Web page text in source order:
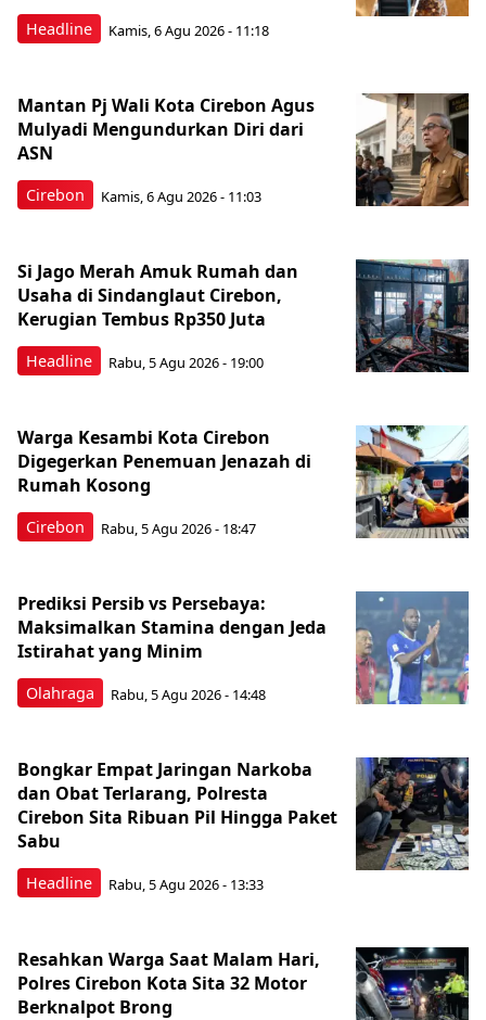
Headline Kamis, 6 Agu 2026 - 11:18
Cirebon
Mantan Pj Wali Kota Cirebon Agus
Mulyadi Mengundurkan Diri dari
ASN
Kamis, 6 Agu 2026 - 11:03
Headline
Si Jago Merah Amuk Rumah dan
Usaha di Sindanglaut Cirebon,
Kerugian Tembus Rp350 Juta
Rabu, 5 Agu 2026 - 19:00
Cirebon
Warga Kesambi Kota Cirebon
Digegerkan Penemuan Jenazah di
Rumah Kosong
Rabu, 5 Agu 2026 - 18:47
Olahraga
Prediksi Persib vs Persebaya:
Maksimalkan Stamina dengan Jeda
Istirahat yang Minim
Rabu, 5 Agu 2026 - 14:48
Headline
Bongkar Empat Jaringan Narkoba
dan Obat Terlarang, Polresta
Cirebon Sita Ribuan Pil Hingga Paket
Sabu
Rabu, 5 Agu 2026 - 13:33
Resahkan Warga Saat Malam Hari,
Polres Cirebon Kota Sita 32 Motor
Berknalpot Brong